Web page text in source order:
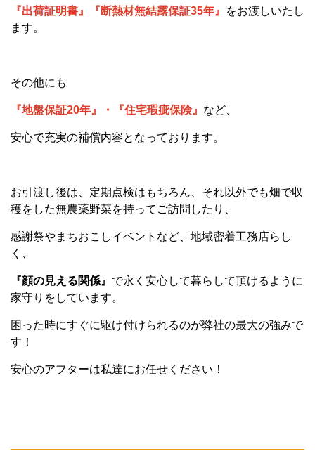
『出荷証明書』『断熱材無結露保証35年』
をお渡しいたし
ます。
その他にも
『地盤保証20年』・『住宅瑕疵保険』 など、
安心で充実の補償内容となっております。
お引渡し後は、定期点検はもちろん、それ以外でも畑で収
穫をした無農薬野菜を持ってご訪問したり、
感謝祭やまちおこしイベントなど、地域密着工務店らし
く、
『顔の見える関係』 で永く安心して暮らして頂けるように
家守りをしています。
困った時にすぐに駆け付けられるのが弊社の最大の強みで
す！
安心のアフターは私達にお任せください！